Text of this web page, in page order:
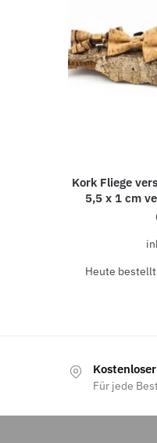
Kork Fliege
5,5 x 1 cm
Heute
Für jede